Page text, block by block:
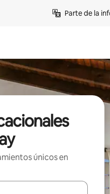
Parte de la
únicos en